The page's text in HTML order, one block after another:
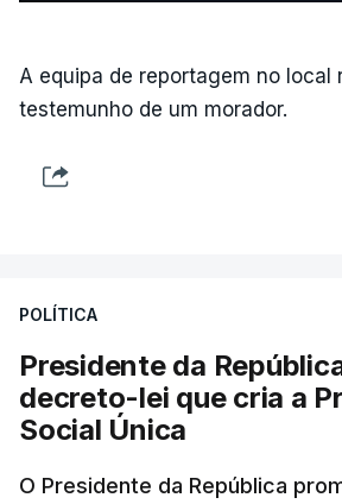
A equipa de reportagem no local
testemunho de um morador.
POLÍTICA
Presidente da
decreto-lei que cria a
Social Única
O Presidente da República